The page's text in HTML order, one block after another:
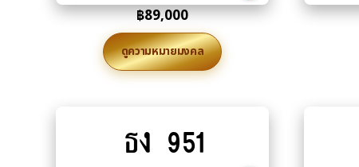
฿89,000
ดูความหมายมงคล
to
ธง 951